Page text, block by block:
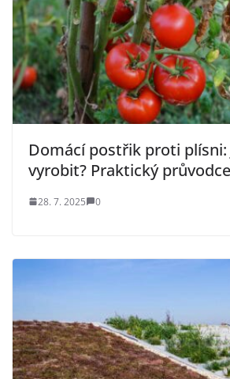
Domácí postřik proti plísni:
vyrobit? Praktický průvodce
28. 7. 2025 0